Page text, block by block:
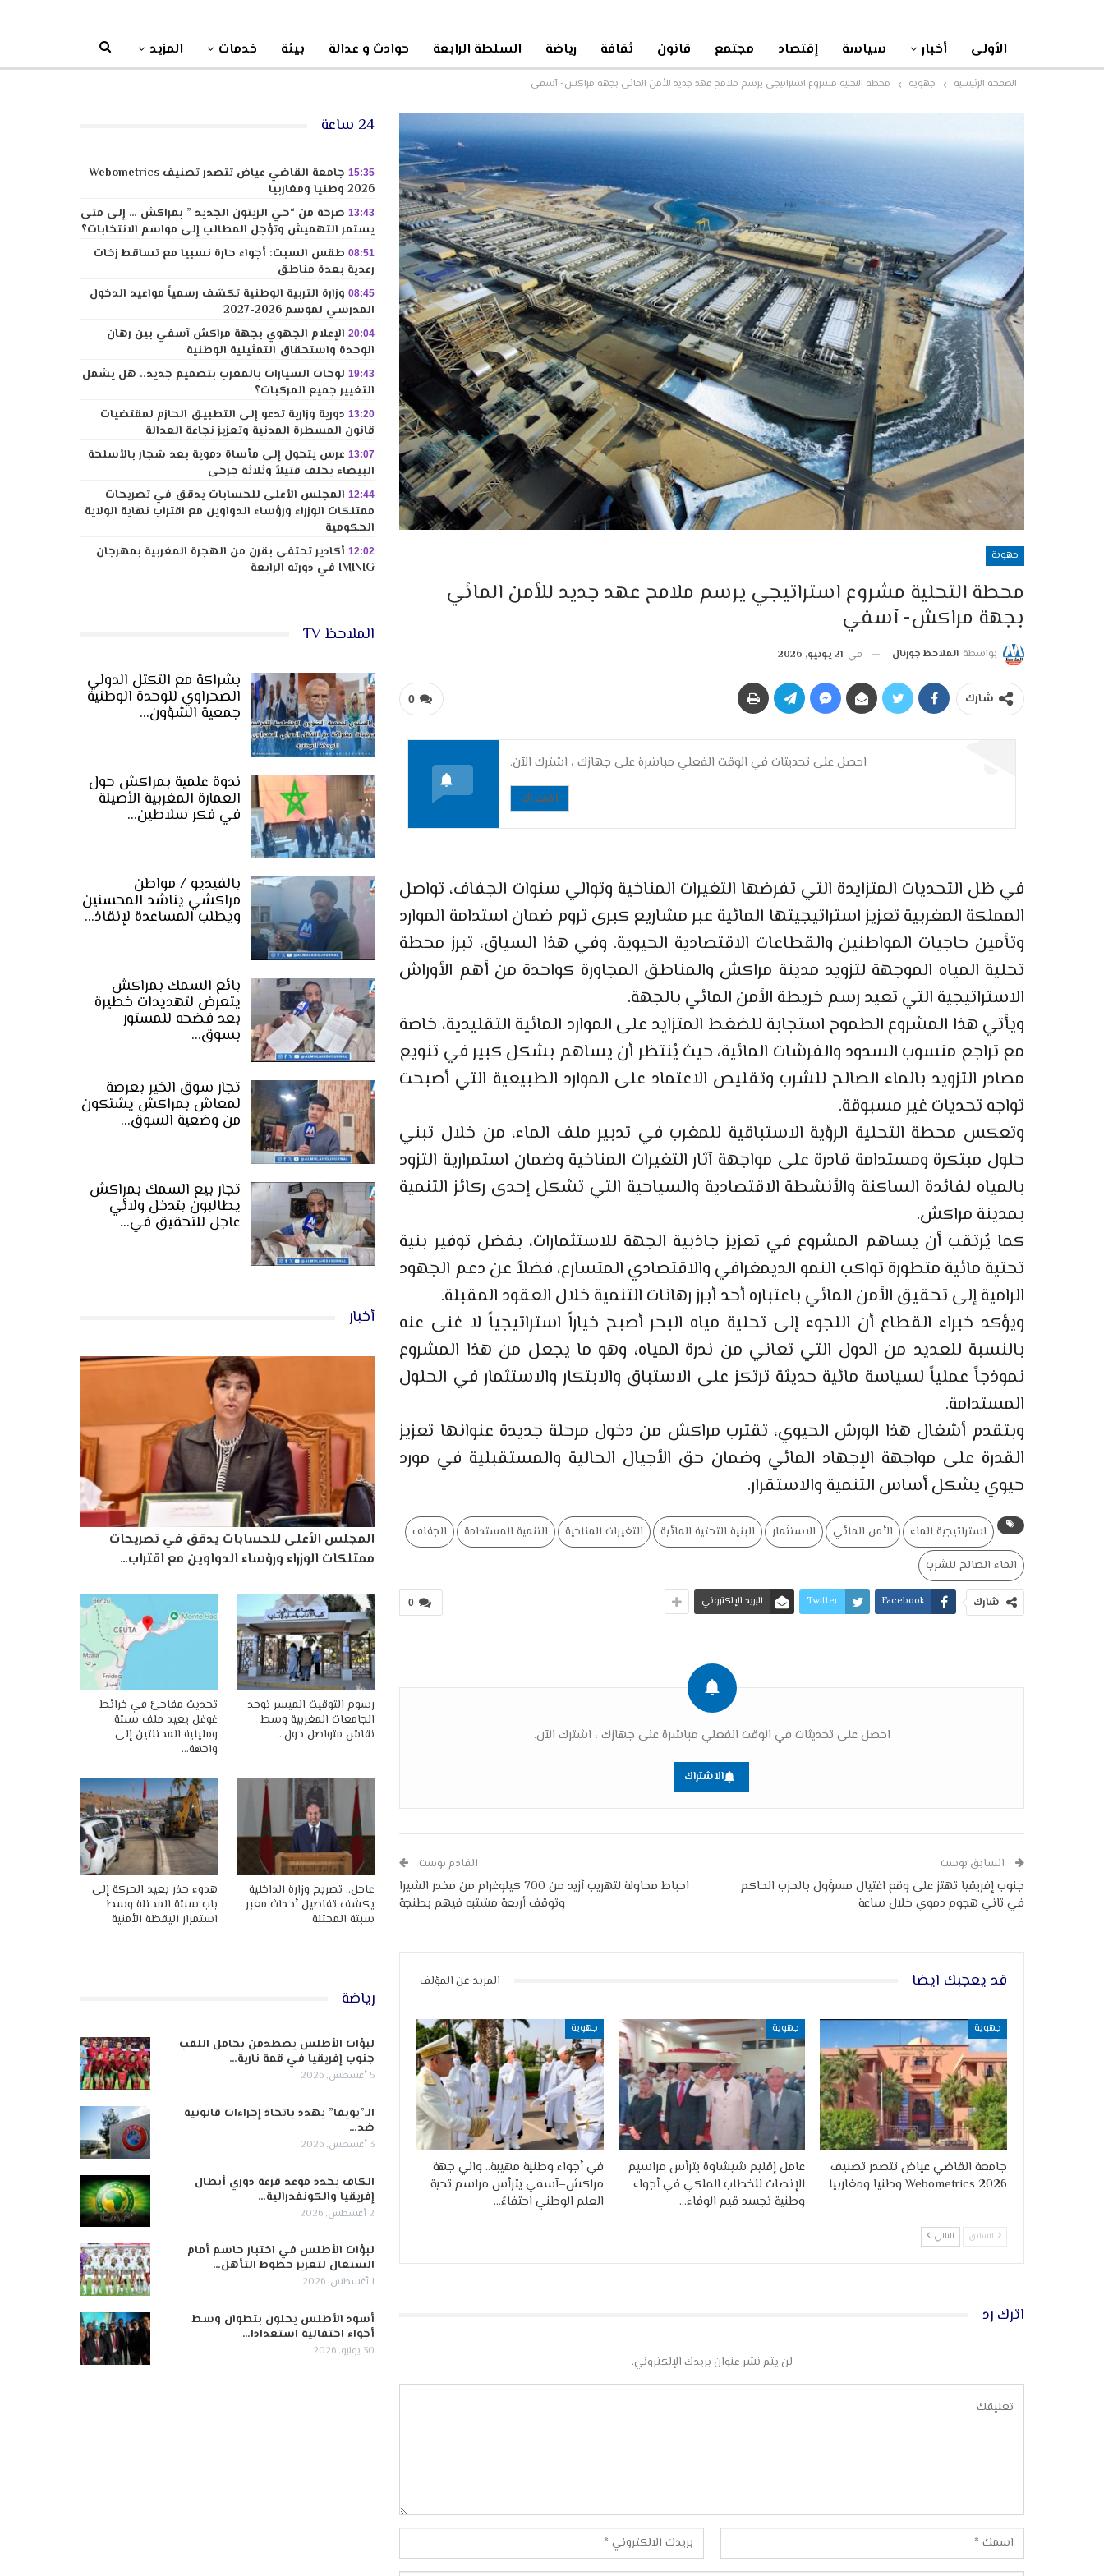
الأولى أخبار سياسة إقتصاد مجتمع قانون ثقافة رياضة السلطة الرابعة حوادث و عدالة بيئة خدمات المزيد
الصفحة الرئيسية جهوية محطة التحلية مشروع استراتيجي يرسم ملامح عهد جديد للأمن المائي بجهة مراكش- آسفي
جهوية
محطة التحلية مشروع استراتيجي يرسم ملامح عهد جديد للأمن المائي
بجهة مراكش- آسفي
بواسطة الملاحظ جورنال في 21 يونيو, 2026
0 شارك
احصل على تحديثات في الوقت الفعلي مباشرة على جهازك ، اشترك الآن.
الاشتراك
في ظل التحديات المتزايدة التي تفرضها التغيرات المناخية وتوالي سنوات الجفاف، تواصل
المملكة المغربية تعزيز استراتيجيتها المائية عبر مشاريع كبرى تروم ضمان استدامة الموارد
وتأمين حاجيات المواطنين والقطاعات الاقتصادية الحيوية. وفي هذا السياق، تبرز محطة
تحلية المياه الموجهة لتزويد مدينة مراكش والمناطق المجاورة كواحدة من أهم الأوراش
الاستراتيجية التي تعيد رسم خريطة الأمن المائي بالجهة.
ويأتي هذا المشروع الطموح استجابة للضغط المتزايد على الموارد المائية التقليدية، خاصة
مع تراجع منسوب السدود والفرشات المائية، حيث يُنتظر أن يساهم بشكل كبير في تنويع
مصادر التزويد بالماء الصالح للشرب وتقليص الاعتماد على الموارد الطبيعية التي أصبحت
تواجه تحديات غير مسبوقة.
وتعكس محطة التحلية الرؤية الاستباقية للمغرب في تدبير ملف الماء، من خلال تبني
حلول مبتكرة ومستدامة قادرة على مواجهة آثار التغيرات المناخية وضمان استمرارية التزود
بالمياه لفائدة الساكنة والأنشطة الاقتصادية والسياحية التي تشكل إحدى ركائز التنمية
بمدينة مراكش.
كما يُرتقب أن يساهم المشروع في تعزيز جاذبية الجهة للاستثمارات، بفضل توفير بنية
تحتية مائية متطورة تواكب النمو الديمغرافي والاقتصادي المتسارع، فضلاً عن دعم الجهود
الرامية إلى تحقيق الأمن المائي باعتباره أحد أبرز رهانات التنمية خلال العقود المقبلة.
ويؤكد خبراء القطاع أن اللجوء إلى تحلية مياه البحر أصبح خياراً استراتيجياً لا غنى عنه
بالنسبة للعديد من الدول التي تعاني من ندرة المياه، وهو ما يجعل من هذا المشروع
نموذجاً عملياً لسياسة مائية حديثة ترتكز على الاستباق والابتكار والاستثمار في الحلول
المستدامة.
وبتقدم أشغال هذا الورش الحيوي، تقترب مراكش من دخول مرحلة جديدة عنوانها تعزيز
القدرة على مواجهة الإجهاد المائي وضمان حق الأجيال الحالية والمستقبلية في مورد
حيوي يشكل أساس التنمية والاستقرار.
استراتيجية الماء الأمن المائي الاستثمار البنية التحتية المائية التغيرات المناخية التنمية المستدامة
الجفاف
الماء الصالح للشرب
0 شارك Facebook
Twitter البريد الإلكتروني
احصل على تحديثات في الوقت الفعلي مباشرة على جهازك ، اشترك الآن.
الاشتراك
السابق بوست
جنوب إفريقيا تهتز على وقع اغتيال مسؤول بالحزب الحاكم
في ثاني هجوم دموي خلال ساعة
القادم بوست
احباط محاولة لتهريب أزيد من 700 كيلوغرام من مخدر الشيرا
وتوقف أربعة مشتبه فيهم بطنجة
قد يعجبك ايضا المزيد عن المؤلف
جهوية
جامعة القاضي عياض تتصدر تصنيف
Webometrics 2026 وطنيا ومغاربيا
جهوية
عامل إقليم شيشاوة يترأس مراسيم
الإنصات للخطاب الملكي في أجواء
وطنية تجسد قيم الوفاء…
جهوية
في أجواء وطنية مهيبة.. والي جهة
مراكش–آسفي يترأس مراسم تحية
العلم الوطني احتفاءً…
السابق التالي
اترك رد
لن يتم نشر عنوان بريدك الإلكتروني.
24 ساعة
15:35
جامعة القاضي عياض تتصدر تصنيف Webometrics
2026 وطنيا ومغاربيا
13:43 صرخة من “حي الزيتون الجديد ” بمراكش … إلى متى
يستمر التهميش وتؤجل المطالب إلى مواسم الانتخابات؟
08:51 طقس السبت: أجواء حارة نسبيا مع تساقط زخات
رعدية بعدة مناطق
08:45 وزارة التربية الوطنية تكشف رسمياً مواعيد الدخول
المدرسي لموسم 2026-2027
20:04 الإعلام الجهوي بجهة مراكش آسفي بين رهان
الوحدة واستحقاق التمثيلية الوطنية
19:43 لوحات السيارات بالمغرب بتصميم جديد.. هل يشمل
التغيير جميع المركبات؟
13:20 دورية وزارية تدعو إلى التطبيق الحازم لمقتضيات
قانون المسطرة المدنية وتعزيز نجاعة العدالة
13:07 عرس يتحول إلى مأساة دموية بعد شجار بالأسلحة
البيضاء يخلف قتيلاً وثلاثة جرحى
12:44 المجلس الأعلى للحسابات يدقق في تصريحات
ممتلكات الوزراء ورؤساء الدواوين مع اقتراب نهاية الولاية
الحكومية
12:02 أكادير تحتفي بقرن من الهجرة المغربية بمهرجان
IMINIG في دورته الرابعة
الملاحظ TV
بشراكة مع التكتل الدولي
الصحراوي للوحدة الوطنية
جمعية الشؤون…
ندوة علمية بمراكش حول
العمارة المغربية الأصيلة
في فكر سلاطين…
بالفيديو / مواطن
مراكشي يناشد المحسنين
ويطلب المساعدة لإنقاذ…
بائع السمك بمراكش
يتعرض لتهديدات خطيرة
بعد فضحه للمستور
بسوق…
تجار سوق الخير بعرصة
لمعاش بمراكش يشتكون
من وضعية السوق…
تجار بيع السمك بمراكش
يطالبون بتدخل ولائي
عاجل للتحقيق في…
أخبار
المجلس الأعلى للحسابات يدقق في تصريحات
ممتلكات الوزراء ورؤساء الدواوين مع اقتراب…
رسوم التوقيت الميسر توحد
الجامعات المغربية وسط
نقاش متواصل حول…
تحديث مفاجئ في خرائط
غوغل يعيد ملف سبتة
ومليلية المحتلتين إلى
واجهة…
عاجل.. تصريح وزارة الداخلية
يكشف تفاصيل أحداث معبر
سبتة المحتلة
هدوء حذر يعيد الحركة إلى
باب سبتة المحتلة وسط
استمرار اليقظة الأمنية
رياضة
لبؤات الأطلس يصطدمن بحامل اللقب
جنوب إفريقيا في قمة نارية…
5 أغسطس, 2026
الـ”يويفا” يهدد باتخاذ إجراءات قانونية
ضد…
3 أغسطس, 2026
الكاف يحدد موعد قرعة دوري أبطال
إفريقيا والكونفدرالية…
2 أغسطس, 2026
لبؤات الأطلس في اختبار حاسم أمام
السنغال لتعزيز حظوظ التأهل…
1 أغسطس, 2026
أسود الأطلس يحلون بتطوان وسط
أجواء احتفالية استعدادا…
30 يوليو, 2026